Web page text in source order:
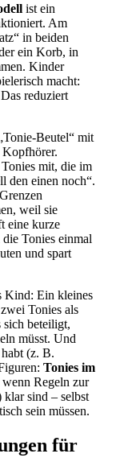
ist ein
Am
in beiden
ein Korb, in
Kinder
macht:
reduziert
Beutel“ mit
Kopfhörer.
mit, die im
den einen noch“.
weil sie
eine kurze
Tonies einmal
und spart
Kind: Ein kleines
Tonies als
sich beteiligt,
müsst. Und
(z. B.
Tonies im
Regeln zur
sind – selbst
sein müssen.
für